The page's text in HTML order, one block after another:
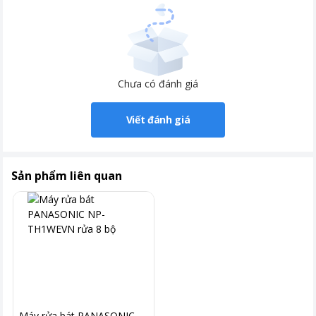
Chưa có đánh giá
Viết đánh giá
Sản phẩm liên quan